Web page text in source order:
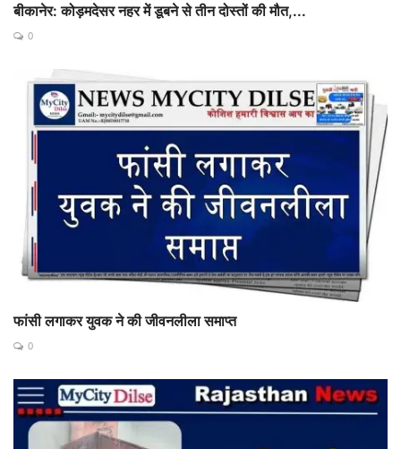
बीकानेर: कोड़मदेसर नहर में डूबने से तीन दोस्तों की मौत,...
0
फांसी लगाकर युवक ने की जीवनलीला समाप्त
0